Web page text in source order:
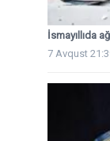
İsmayıllıda
7 Avqust